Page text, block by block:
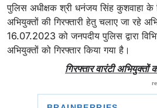
पुलिस अधीक्षक श्री धनंजय सिंह कुशवाहा के
अभियुक्तों की गिरफ्तारी हेतु चलाए जा रहे
16.07.2023 को जनपदीय पुलिस द्वारा
अभियुक्तों को गिरफ्तार किया गया है।
गिरफ्तार वारंटी अभियुक्तों